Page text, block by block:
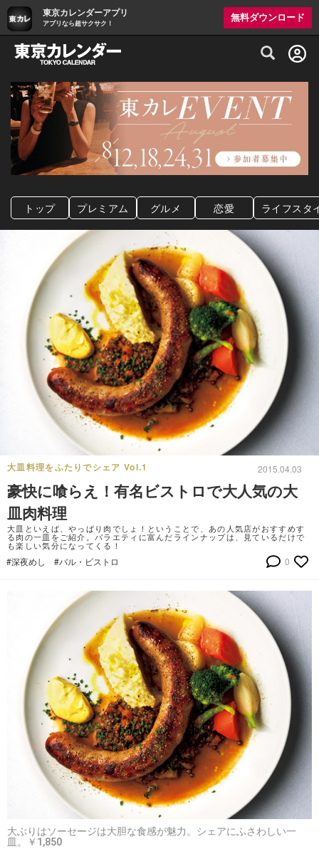
東京カレンダーアプリ
アプリなら超サクサク！
無料ダウンロード
グルメ情報・プレミアムレストラン予約
トップ プレミアム グルメ 恋愛 ライフスタ
大皿料理をふたりでシェア Vol.1 2015.04.03
豪快に喰らえ！有名ビストロで大人気の大
皿肉料理
大皿といえば、やっぱり肉でしょ！ということで、あの人気店がおすすめす
る肉の一皿をご紹介。バラエティに富んだラインナップは、見ているだけで
も楽しい気分になってくる！
#深夜めし #バル・ビストロ 0
大ぶりはソーセージは大胆な食感が魅力。シェアにふさわしい一
皿。￥1,850